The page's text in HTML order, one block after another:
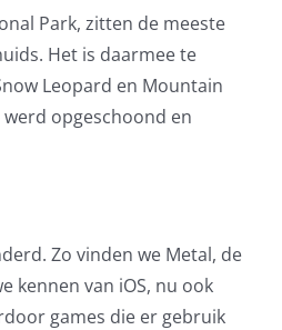
Park, zitten de meeste
Het is daarmee te
Leopard en Mountain
opgeschoond en
Zo vinden we Metal, de
kennen van iOS, nu ook
games die er gebruik